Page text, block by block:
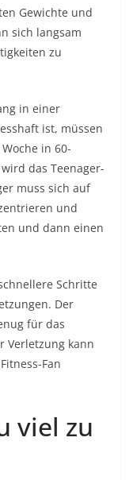
Gewichte und
sich langsam
zu
in einer
ist, müssen
in 60-
das Teenager-
muss sich auf
und
und dann einen
Schritte
Der
für das
Verletzung kann
Fan
viel zu